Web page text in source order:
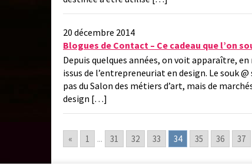
20 décembre 2014
Blogues de Contact – Ce cadeau que l’on
Depuis quelques années, on voit apparaître,
issus de l’entrepreneuriat en design. Le souk
pas du Salon des métiers d’art, mais de
design […]
« 1 ... 31 32 33 34 35 36 37